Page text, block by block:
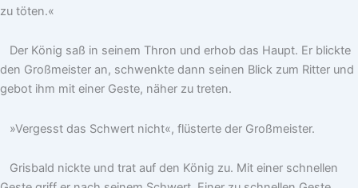
zu töten.«
Der König saß in seinem Thron und erhob das Haupt. Er blickte
den Großmeister an, schwenkte dann seinen Blick zum Ritter und
gebot ihm mit einer Geste, näher zu treten.
»Vergesst das Schwert nicht«, flüsterte der Großmeister.
Grisbald nickte und trat auf den König zu. Mit einer schnellen